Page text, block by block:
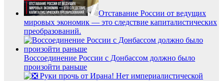
Отставание России от ведущих
мировых экономик — это следствие капиталистических
преобразований.
Воссоединение России с Донбассом должно было
произойти раньше